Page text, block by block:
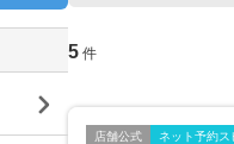
5 件
店舗公式 ネット予約ス